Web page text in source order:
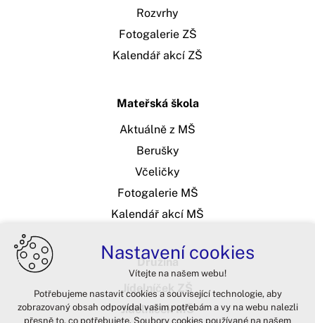
Rozvrhy
Fotogalerie ZŠ
Kalendář akcí ZŠ
Mateřská škola
Aktuálně z MŠ
Berušky
Včeličky
Fotogalerie MŠ
Kalendář akcí MŠ
Družina
Jídelníček ZŠ
Jídelníček MŠ
Nastavení cookies
Vítejte na našem webu!
Potřebujeme nastavit cookies a související technologie, aby
zobrazovaný obsah odpovídal vašim potřebám a vy na webu nalezli
přesně to, co potřebujete. Soubory cookies používané na našem